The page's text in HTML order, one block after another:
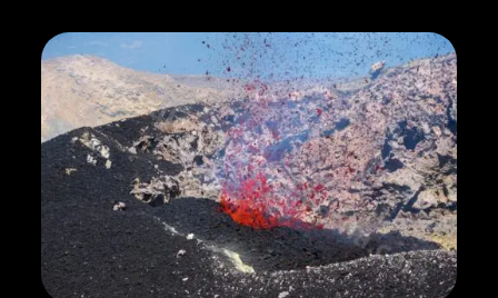
🥾 Cratères Sommitaux Etna Nord 12 Km Réserver →
🌋 Cratères du Rift Nord-Est Réserver →
Mis à jour : 6 août - 22:56